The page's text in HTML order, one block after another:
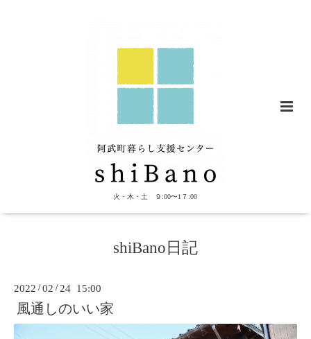
火・木・土 ９:00〜1７:00
shiBano日記
2022 /02 / 24 15:00
風通しのいい家